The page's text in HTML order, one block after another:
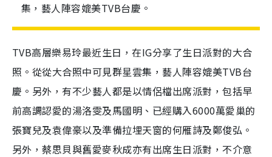
集，藝人陣容媲美TVB台慶。
TVB高層樂易玲最近生日，在IG分享了生日派對的大合
照。從從大合照中可見群星雲集，藝人陣容媲美TVB台
慶。另外，有不少藝人都是以情侶檔出席派對，包括早
前高調認愛的湯洛雯及馬國明、已經購入6000萬愛巢的
張寶兒及袁偉豪以及準備拉埋天窗的何雁詩及鄭俊弘。
另外，蔡思貝與舊愛麥秋成亦有出席生日派對，不介意